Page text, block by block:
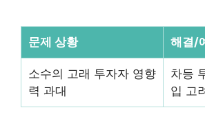
문제 상황 해결/
소수의 고래 투자자 영향
력 과대
차등
입 고